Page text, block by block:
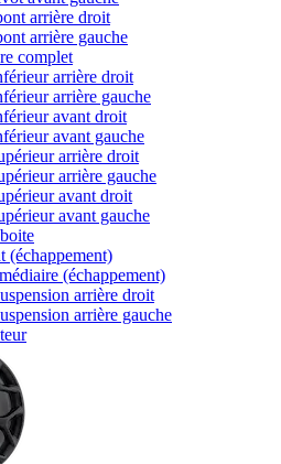
arrière droit
arrière gauche
complet
arrière droit
arrière gauche
avant droit
avant gauche
arrière droit
arrière gauche
avant droit
avant gauche
(échappement)
(échappement)
arrière droit
arrière gauche